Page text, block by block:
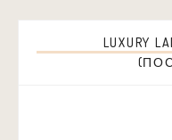
LUXURY